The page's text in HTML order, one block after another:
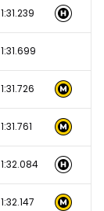
1:31.239
1:31.699
1:31.726
1:31.761
1:32.084
1:32.147